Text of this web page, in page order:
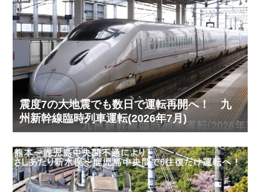
震度7の大地震でも数日で運転再開へ！ 九
州新幹線臨時列車運転(2026年7月)